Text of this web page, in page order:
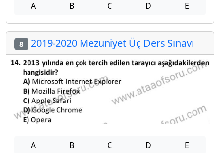
A B C D E
8 2019-2020 Mezuniyet Üç Ders Sınavı
A B C D E